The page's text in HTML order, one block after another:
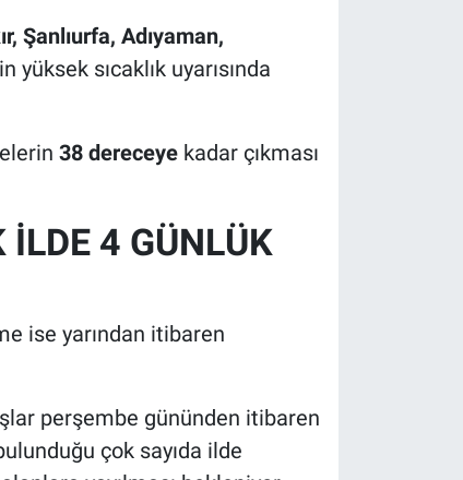
Şanlıurfa, Adıyaman,
yüksek sıcaklık uyarısında
38 dereceyekadar çıkması
4 GÜNLÜK
ise yarından itibaren
perşembe gününden itibaren
çok sayıda ilde